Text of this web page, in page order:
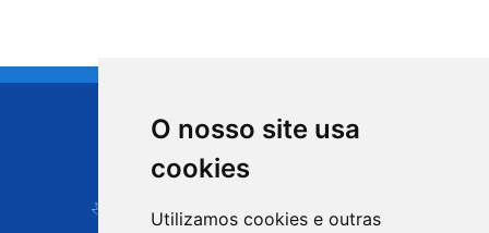
O nosso site usa
cookies
Utilizamos cookies e outras
CIDADE DE
Carapicuíba